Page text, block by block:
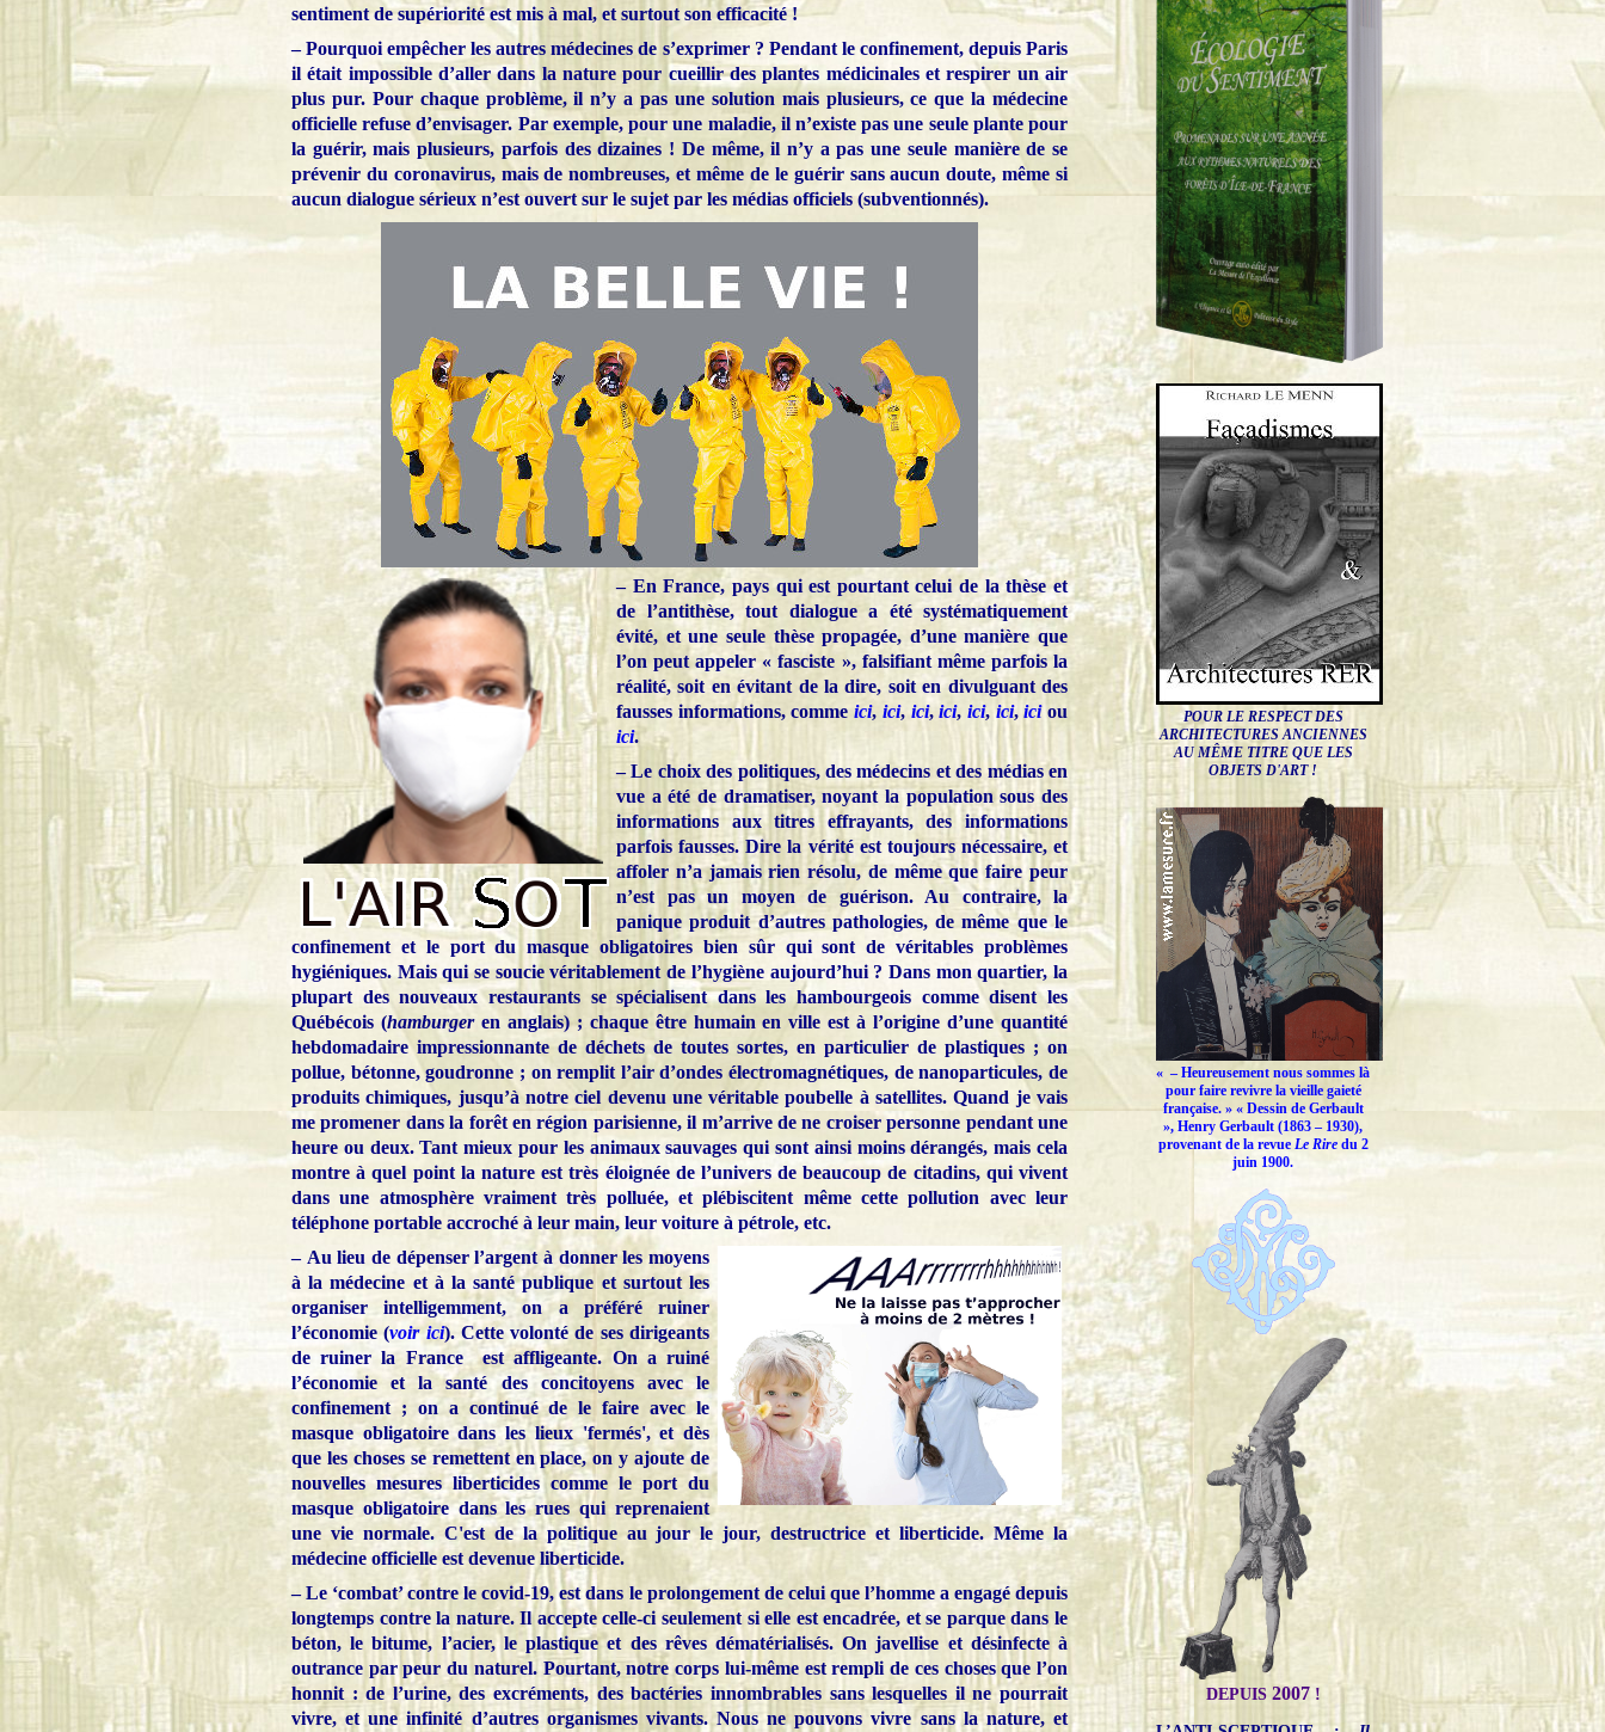
sentiment de supériorité est mis à mal, et surtout son efficacité !
– Pourquoi empêcher les autres médecines de s’exprimer ? Pendant le confinement, depuis Paris
il était impossible d’aller dans la nature pour cueillir des plantes médicinales et respirer un air
plus pur. Pour chaque problème, il n’y a pas une solution mais plusieurs, ce que la médecine
officielle refuse d’envisager. Par exemple, pour une maladie, il n’existe pas une seule plante pour
la guérir, mais plusieurs, parfois des dizaines ! De même, il n’y a pas une seule manière de se
prévenir du coronavirus, mais de nombreuses, et même de le guérir sans aucun doute, même si
aucun dialogue sérieux n’est ouvert sur le sujet par les médias officiels (subventionnés).
– En France, pays qui est pourtant celui de la thèse et
de l’antithèse, tout dialogue a été systématiquement
évité, et une seule thèse propagée, d’une manière que
l’on peut appeler « fasciste », falsifiant même parfois la
réalité, soit en évitant de la dire, soit en divulguant des
fausses informations, commeici, ici, ici,ici, ici, ici,ici ou
ici.
– Le choix des politiques, des médecins et des médias en
vue a été de dramatiser, noyant la population sous des
informations aux titres effrayants, des informations
parfois fausses. Dire la vérité est toujours nécessaire, et
affoler n’a jamais rien résolu, de même que faire peur
n’est pas un moyen de guérison. Au contraire, la
panique produit d’autres pathologies, de même que le
confinement et le port du masque obligatoires bien sûr qui sont de véritables problèmes
hygiéniques. Mais qui se soucie véritablement de l’hygiène aujourd’hui ? Dans mon quartier, la
plupart des nouveaux restaurants se spécialisent dans les hambourgeois comme disent les
Québécois (hamburgeren anglais) ; chaque être humain en ville est à l’origine d’une quantité
hebdomadaire impressionnante de déchets de toutes sortes, en particulier de plastiques ; on
pollue, bétonne, goudronne ; on remplit l’air d’ondes électromagnétiques, de nanoparticules, de
produits chimiques, jusqu’à notre ciel devenu une véritable poubelle à satellites. Quand je vais
me promener dans la forêt en région parisienne, il m’arrive de ne croiser personne pendant une
heure ou deux. Tant mieux pour les animaux sauvages qui sont ainsi moins dérangés, mais cela
montre à quel point la nature est très éloignée de l’univers de beaucoup de citadins, qui vivent
dans une atmosphère vraiment très polluée, et plébiscitent même cette pollution avec leur
téléphone portable accroché à leur main, leur voiture à pétrole, etc.
– Au lieu de dépenser l’argent à donner les moyens
à la médecine et à la santé publique et surtout les
organiser intelligemment, on a préféré ruiner
l’économie (voir ici). Cette volonté de ses dirigeants
de ruiner la France est affligeante. On a ruiné
l’économie et la santé des concitoyens avec le
confinement ; on a continué de le faire avec le
masque obligatoire dans les lieux 'fermés', et dès
que les choses se remettent en place, on y ajoute de
nouvelles mesures liberticides comme le port du
masque obligatoire dans les rues qui reprenaient
une vie normale. C'est de la politique au jour le jour, destructrice et liberticide. Même la
médecine officielle est devenue liberticide.
– Le ‘combat’ contre le covid-19, est dans le prolongement de celui que l’homme a engagé depuis
longtemps contre la nature. Il accepte celle-ci seulement si elle est encadrée, et se parque dans le
béton, le bitume, l’acier, le plastique et des rêves dématérialisés. On javellise et désinfecte à
outrance par peur du naturel. Pourtant, notre corps lui-même est rempli de ces choses que l’on
honnit : de l’urine, des excréments, des bactéries innombrables sans lesquelles il ne pourrait
vivre, et une infinité d’autres organismes vivants. Nous ne pouvons vivre sans la nature, et
POUR LE RESPECT DES
ARCHITECTURES ANCIENNES
AU MÊME TITRE QUE LES
OBJETS D'ART !
« – Heureusement nous sommes là
pour faire revivre la vieille gaieté
française.» « Dessin de Gerbault
», Henry Gerbault (1863 – 1930),
provenant de la revue Le Riredu 2
juin 1900.
DEPUIS 2007!